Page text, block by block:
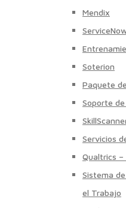
Mendix
Soterion
Paquete
Soporte
Servicios
Qualtrics –
Sistema
el Trabajo